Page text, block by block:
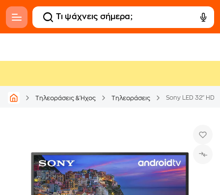
Τηλεοράσεις & Ήχος Τηλεοράσεις Sony LED 32"